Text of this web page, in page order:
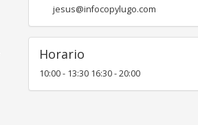
jesus@infocopylugo.com
Horario
10:00 - 13:30 16:30 - 20:00